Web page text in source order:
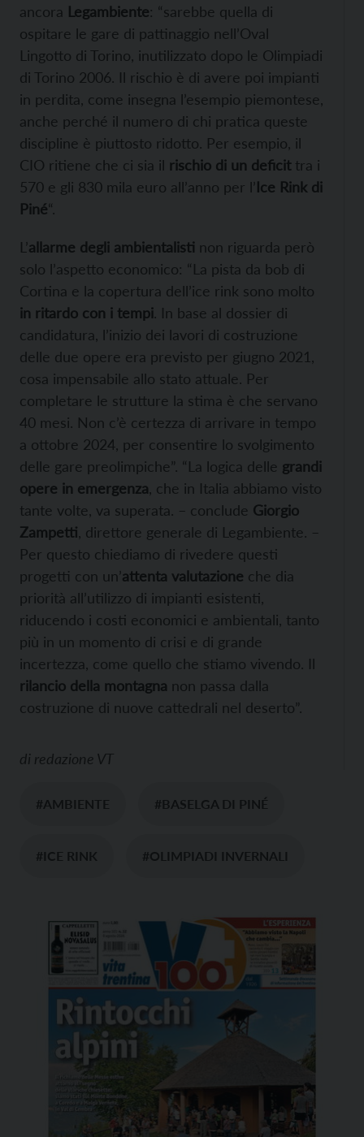
ancora Legambiente: “sarebbe quella di
ospitare le gare di pattinaggio nell’Oval
Lingotto di Torino, inutilizzato dopo le Olimpiadi
di Torino 2006. Il rischio è di avere poi impianti
in perdita, come insegna l’esempio piemontese,
anche perché il numero di chi pratica queste
discipline è piuttosto ridotto. Per esempio, il
CIO ritiene che ci sia il rischio di un deficittra i
570 e gli 830 mila euro all’anno per l’Ice Rink di
Piné“.
L’allarme degli ambientalisti non riguarda però
solo l’aspetto economico: “La pista da bob di
Cortina e la copertura dell’ice rink sono molto
in ritardo con i tempi. In base al dossier di
candidatura, l’inizio dei lavori di costruzione
delle due opere era previsto per giugno 2021,
cosa impensabile allo stato attuale. Per
completare le strutture la stima è che servano
40 mesi. Non c’è certezza di arrivare in tempo
a ottobre 2024, per consentire lo svolgimento
delle gare preolimpiche”. “La logica delle grandi
opere in emergenza, che in Italia abbiamo visto
tante volte, va superata. – conclude Giorgio
Zampetti, direttore generale di Legambiente. –
Per questo chiediamo di rivedere questi
progetti con un’attenta valutazione che dia
priorità all’utilizzo di impianti esistenti,
riducendo i costi economici e ambientali, tanto
più in un momento di crisi e di grande
incertezza, come quello che stiamo vivendo. Il
rilancio della montagna non passa dalla
costruzione di nuove cattedrali nel deserto”.
di redazione VT
#AMBIENTE #BASELGA DI PINÉ
#ICE RINK #OLIMPIADI INVERNALI